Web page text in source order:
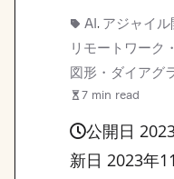
AI, アジャイル
リモートワーク
図形・ダイアグ
7 min read
公開日
新日 2023年